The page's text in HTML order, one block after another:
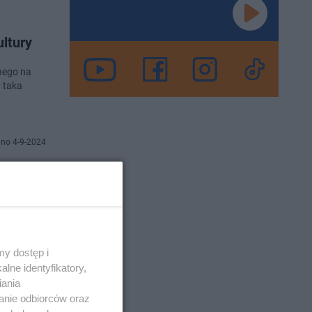
na
taka
4-9-2024
ogródka
dostęp i
identyfikatory,
odbiorców oraz